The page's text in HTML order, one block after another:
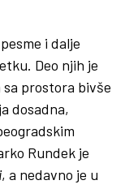
i dalje
Deo njih je
prostora bivše
dosadna,
Rundek je
, a nedavno je u